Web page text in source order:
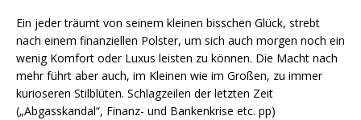
Ein jeder träumt von seinem kleinen bisschen Glück, strebt
nach einem finanziellen Polster, um sich auch morgen noch ein
wenig Komfort oder Luxus leisten zu können. Die Macht nach
mehr führt aber auch, im Kleinen wie im Großen, zu immer
kurioseren Stilblüten. Schlagzeilen der letzten Zeit
(„Abgasskandal“, Finanz- und Bankenkrise etc. pp)